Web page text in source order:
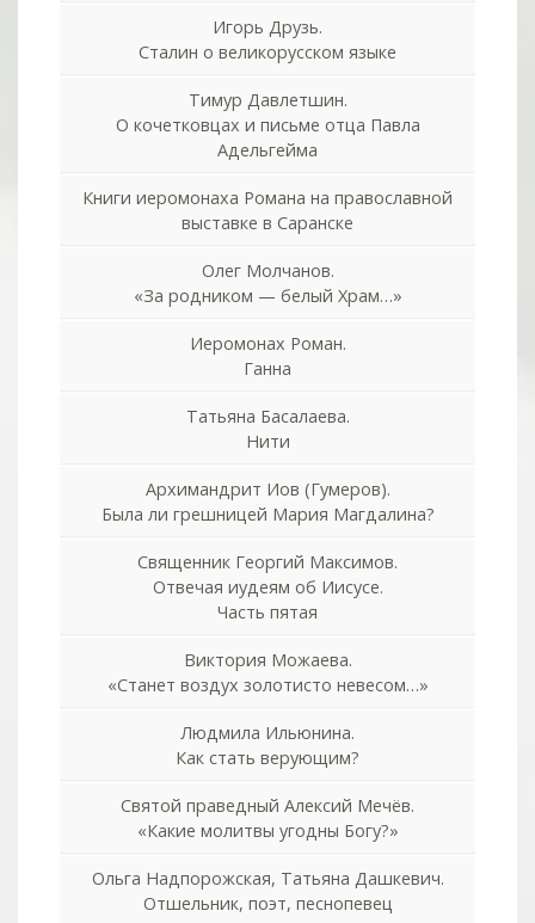
Игорь Друзь.
Сталин о великорусском языке
Тимур Давлетшин.
О кочетковцах и письме отца Павла
Адельгейма
Книги иеромонаха Романа на православной
выставке в Саранске
Олег Молчанов.
«За родником — белый Храм…»
Иеромонах Роман.
Ганна
Татьяна Басалаева.
Нити
Архимандрит Иов (Гумеров).
Была ли грешницей Мария Магдалина?
Священник Георгий Максимов.
Отвечая иудеям об Иисусе.
Часть пятая
Виктория Можаева.
«Станет воздух золотисто невесом…»
Людмила Ильюнина.
Как стать верующим?
Святой праведный Алексий Мечёв.
«Какие молитвы угодны Богу?»
Ольга Надпорожская, Татьяна Дашкевич.
Отшельник, поэт, песнопевец